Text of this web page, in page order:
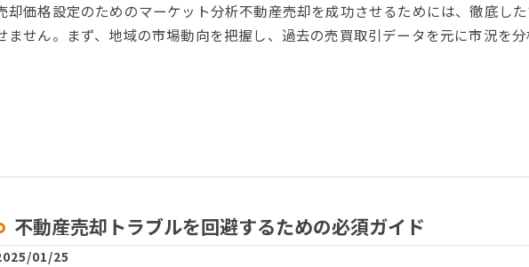
却価格設定のためのマーケット分析不動産売却を成功させるためには、徹底し
ません。まず、地域の市場動向を把握し、過去の売買取引データを元に市況を
不動産売却トラブルを回避するための必須ガイド
01/25